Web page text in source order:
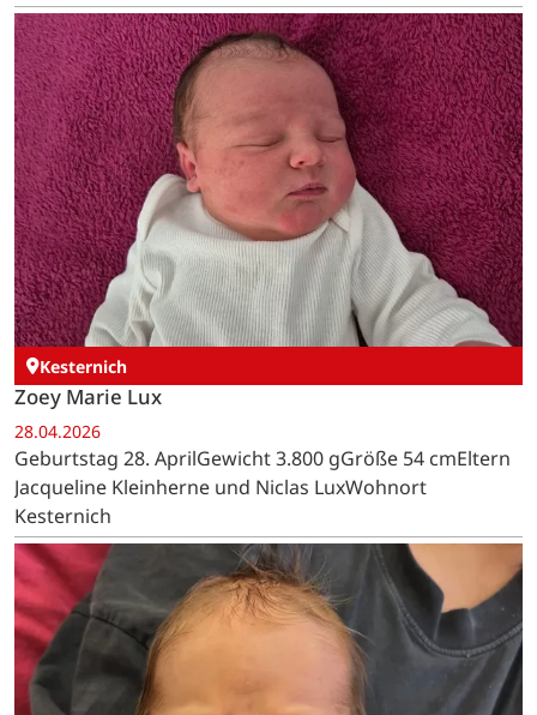
Kesternich
Zoey Marie Lux
28.04.2026
Geburtstag 28. AprilGewicht 3.800 gGröße 54 cmEltern
Jacqueline Kleinherne und Niclas LuxWohnort
Kesternich